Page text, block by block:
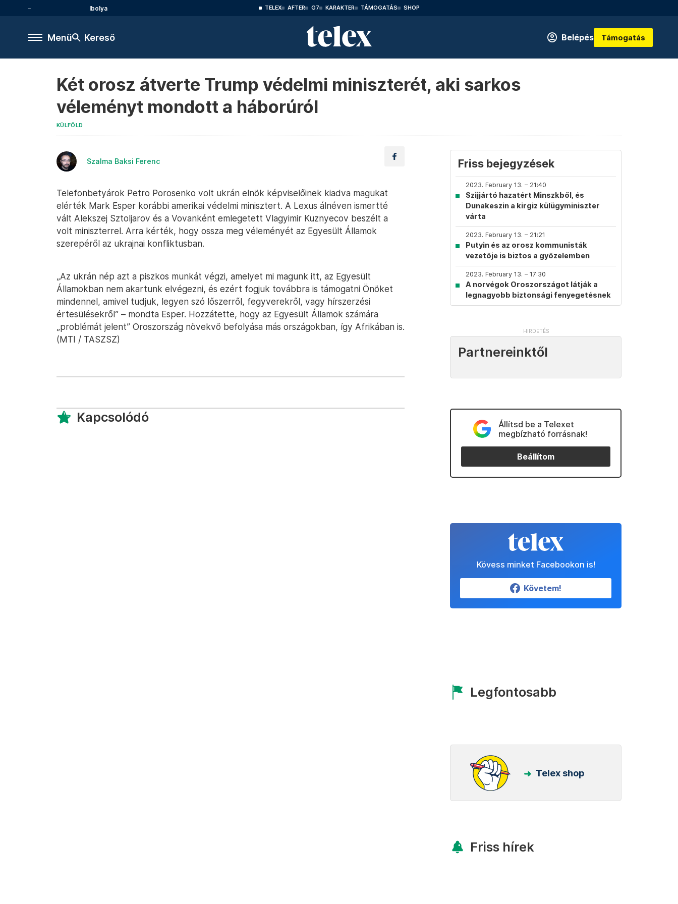
Ibolya TELEX AFTER G7 KARAKTER TÁMOGATÁS SHOP
Menü Kereső Belépés Támogatás
Két orosz átverte Trump védelmi miniszterét, aki sarkos
véleményt mondott a háborúról
KÜLFÖLD
Szalma Baksi Ferenc
Telefonbetyárok Petro Porosenko volt ukrán elnök képviselőinek kiadva magukat
elérték Mark Esper korábbi amerikai védelmi minisztert. A Lexus álnéven ismertté
vált Alekszej Sztoljarov és a Vovanként emlegetett Vlagyimir Kuznyecov beszélt a
volt miniszterrel. Arra kérték, hogy ossza meg véleményét az Egyesült Államok
szerepéről az ukrajnai konfliktusban.
„Az ukrán nép azt a piszkos munkát végzi, amelyet mi magunk itt, az Egyesült
Államokban nem akartunk elvégezni, és ezért fogjuk továbbra is támogatni Önöket
mindennel, amivel tudjuk, legyen szó lőszerről, fegyverekről, vagy hírszerzési
értesülésekről” – mondta Esper. Hozzátette, hogy az Egyesült Államok számára
„problémát jelent” Oroszország növekvő befolyása más országokban, így Afrikában is.
(MTI / TASZSZ)
Kapcsolódó
Friss bejegyzések
2023. February 13. – 21:40
Szijjártó hazatért Minszkből, és
Dunakeszin a kirgiz külügyminiszter
várta
2023. February 13. – 21:21
Putyin és az orosz kommunisták
vezetője is biztos a győzelemben
2023. February 13. – 17:30
A norvégok Oroszországot látják a
legnagyobb biztonsági fenyegetésnek
Partnereinktől
Állítsd be a Telexet
megbízható forrásnak!
Beállítom
Kövess minket Facebookon is!
Követem!
Legfontosabb
Telex shop
Friss hírek